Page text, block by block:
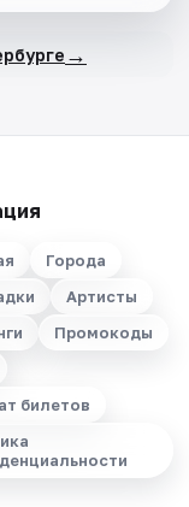
→
Города
Артисты
Промокоды
билетов